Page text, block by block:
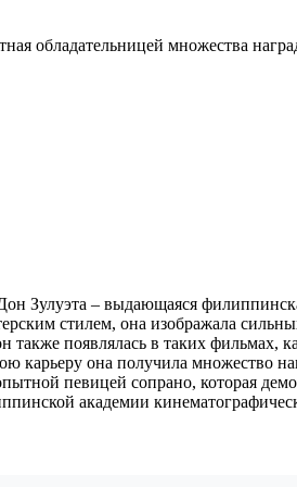
обладательницей множества
Зулуэта – выдающаяся
стилем, она изображала
появлялась в таких фильмах,
она получила множество
певицей сопрано, которая
академии